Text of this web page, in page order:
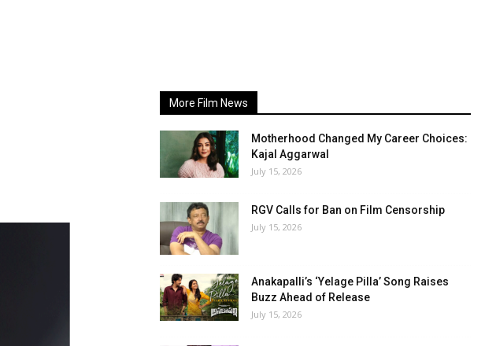
More Film News
Motherhood Changed My Career Choices:
Kajal Aggarwal
July 15, 2026
RGV Calls for Ban on Film Censorship
July 15, 2026
Anakapalli’s ‘Yelage Pilla’ Song Raises
Buzz Ahead of Release
July 15, 2026